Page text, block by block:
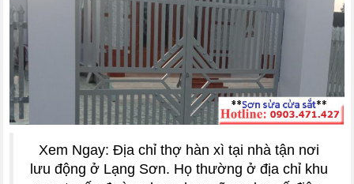
Xem Ngay: Địa chỉ thợ hàn xì tại nhà tận nơi
lưu động ở Lạng Sơn. Họ thường ở địa chỉ khu